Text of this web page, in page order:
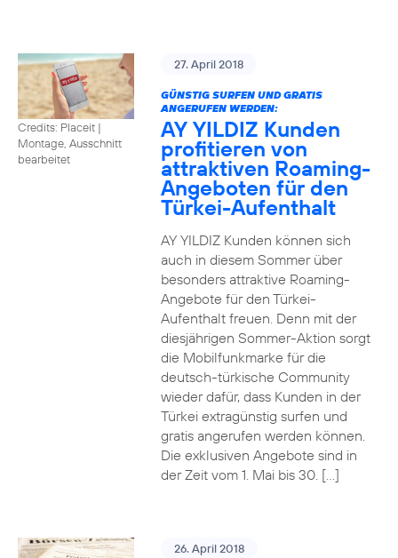
Credits: Placeit |
Montage, Ausschnitt
bearbeitet
27. April 2018
GÜNSTIG SURFEN UND GRATIS
ANGERUFEN WERDEN:
AY YILDIZ Kunden
profitieren von
attraktiven Roaming-
Angeboten für den
Türkei-Aufenthalt
AY YILDIZ Kunden können sich
auch in diesem Sommer über
besonders attraktive Roaming-
Angebote für den Türkei-
Aufenthalt freuen. Denn mit der
diesjährigen Sommer-Aktion sorgt
die Mobilfunkmarke für die
deutsch-türkische Community
wieder dafür, dass Kunden in der
Türkei extragünstig surfen und
gratis angerufen werden können.
Die exklusiven Angebote sind in
der Zeit vom 1. Mai bis 30. […]
26. April 2018